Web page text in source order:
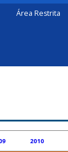
Área Restrita
2010